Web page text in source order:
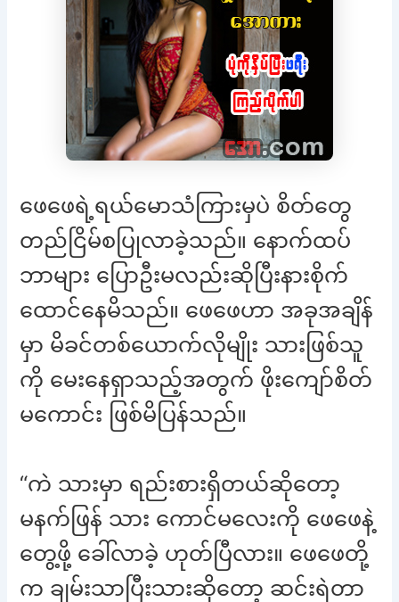
ဖေဖေရဲ့ရယ်မောသံကြားမှပဲ စိတ်တွေ
တည်ငြိမ်စပြုလာခဲ့သည်။ နောက်ထပ်
ဘာများ ပြောဦးမလည်းဆိုပြီးနားစိုက်
ထောင်နေမိသည်။ ဖေဖေဟာ အခုအချိန်
မှာ မိခင်တစ်ယောက်လိုမျိုး သားဖြစ်သူ
ကို မေးနေရှာသည့်အတွက် ဖိုးကျော်စိတ်
မကောင်း ဖြစ်မိပြန်သည်။
“ကဲ သားမှာ ရည်းစားရှိတယ်ဆိုတော့
မနက်ဖြန် သား ကောင်မလေးကို ဖေဖေနဲ့
တွေ့ဖို့ ခေါ်လာခဲ့ ဟုတ်ပြီလား။ ဖေဖေတို့
က ချမ်းသာပြီးသားဆိုတော့ ဆင်းရဲတာ